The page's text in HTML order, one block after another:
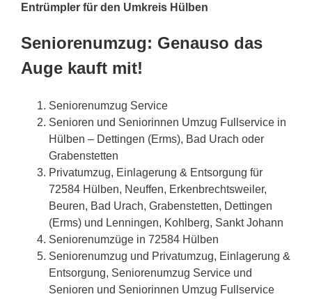
Entrümpler für den Umkreis Hülben
Seniorenumzug: Genauso das
Auge kauft mit!
Seniorenumzug Service
Senioren und Seniorinnen Umzug Fullservice in
Hülben – Dettingen (Erms), Bad Urach oder
Grabenstetten
Privatumzug, Einlagerung & Entsorgung für
72584 Hülben, Neuffen, Erkenbrechtsweiler,
Beuren, Bad Urach, Grabenstetten, Dettingen
(Erms) und Lenningen, Kohlberg, Sankt Johann
Seniorenumzüge in 72584 Hülben
Seniorenumzug und Privatumzug, Einlagerung &
Entsorgung, Seniorenumzug Service und
Senioren und Seniorinnen Umzug Fullservice